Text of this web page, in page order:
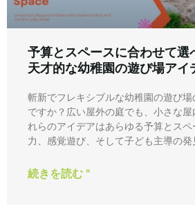
予算とスペースに合わせて
天才的な幼稚園の遊び場アイ
斬新でフレキシブルな幼稚園の遊び
ですか？広い屋外の庭でも、小さな屋
れらのアイデアはあらゆる予算とス
力、感覚遊び、そして子ども主導の発
続きを読む "